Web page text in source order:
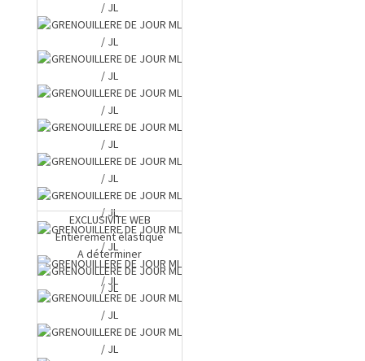
EXCLUSIVITE WEB
Entièrement élastiqué
A déterminer